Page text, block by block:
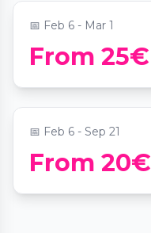
📅 Feb 6 - Mar 1
From 25€
Schatzsuche
📍Alsterhaus
📅 Feb 6 - Sep 21
From 20€